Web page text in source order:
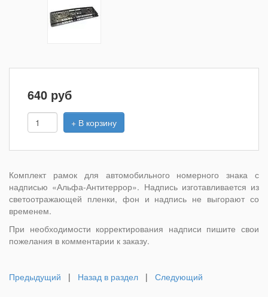
640 руб
+ В корзину
Комплект рамок для автомобильного номерного знака с
надписью «Альфа-Антитеррор». Надпись изготавливается из
светоотражающей пленки, фон и надпись не выгорают со
временем.
При необходимости корректирования надписи пишите свои
пожелания в комментарии к заказу.
Предыдущий | Назад в раздел | Следующий